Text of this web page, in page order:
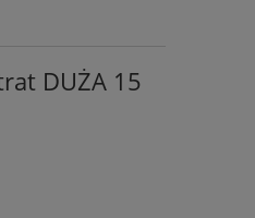
DUŻA 15